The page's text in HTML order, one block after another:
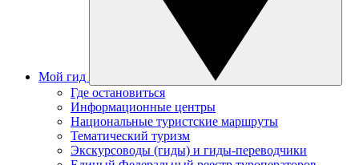
Мой гид
Где остановиться
Информационные центры
Национальные туристские маршруты
Тематический туризм
Экскурсоводы (гиды) и гиды-переводчики